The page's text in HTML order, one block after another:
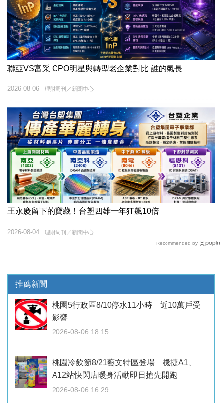
聯亞VS富采 CPO明星與轉型老企業對比 誰的氣長
理財周刊／新聞中心
2026-08-06
王永慶留下的寶藏！台塑四雄一年狂飆10倍
理財周刊／新聞中心
2026-08-04
Recommended by
推薦新聞
桃園5行政區8/10停水11小時 近10萬戶受
影響
2026-08-06 18:15
桃園冷飲節8/21藝文特區登場 機捷A1、
A12站快閃店暖身活動即日搶先開跑
2026-08-06 16:29